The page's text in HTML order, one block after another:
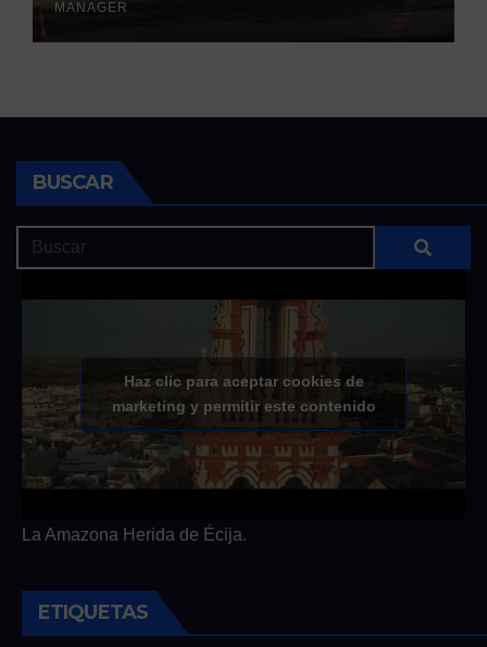
MANAGER
BUSCAR
Haz clic para aceptar cookies de
marketing y permitir este contenido
La Amazona Herida de Écija.
ETIQUETAS